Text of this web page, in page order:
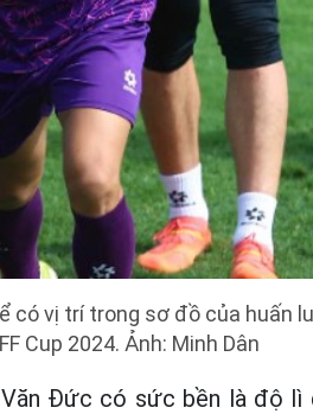
vị trí trong sơ đồ của huấn
Cup 2024. Ảnh: Minh Dân
Đức có sức bền là độ lì